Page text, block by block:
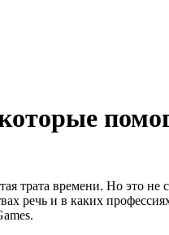
трата времени. Но это не
речь и в каких